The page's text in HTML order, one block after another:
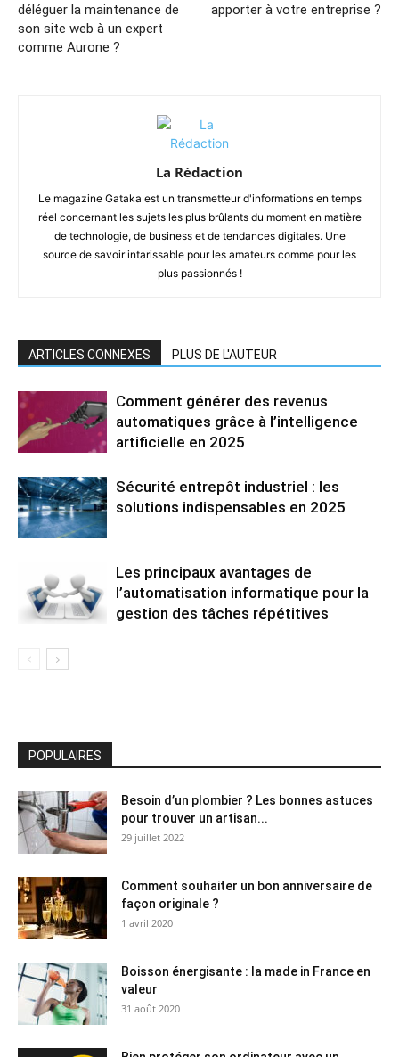
déléguer la maintenance de
son site web à un expert
comme Aurone ?
apporter à votre entreprise ?
La Rédaction
Le magazine Gataka est un transmetteur d'informations en temps
réel concernant les sujets les plus brûlants du moment en matière
de technologie, de business et de tendances digitales. Une
source de savoir intarissable pour les amateurs comme pour les
plus passionnés !
ARTICLES CONNEXES PLUS DE L'AUTEUR
Comment générer des revenus
automatiques grâce à l’intelligence
artificielle en 2025
Sécurité entrepôt industriel : les
solutions indispensables en 2025
Les principaux avantages de
l’automatisation informatique pour la
gestion des tâches répétitives
POPULAIRES
Besoin d’un plombier ? Les bonnes astuces
pour trouver un artisan...
29 juillet 2022
Comment souhaiter un bon anniversaire de
façon originale ?
1 avril 2020
Boisson énergisante : la made in France en
valeur
31 août 2020